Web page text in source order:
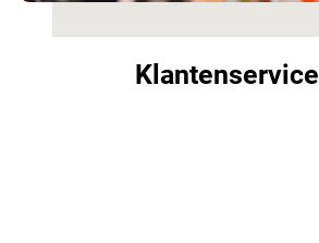
Klantenservice